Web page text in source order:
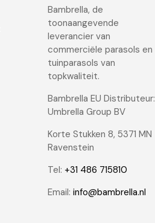
Bambrella, de
toonaangevende
leverancier van
commerciële parasols en
tuinparasols van
topkwaliteit.
Bambrella EU Distributeur:
Umbrella Group BV
Korte Stukken 8, 5371 MN
Ravenstein
Tel:+31 486 715810
Email:info@bambrella.nl